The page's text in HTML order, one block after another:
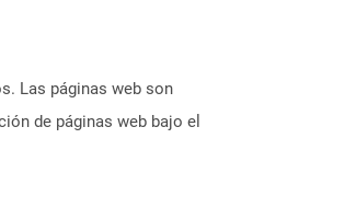
Las páginas web son
de páginas web bajo el